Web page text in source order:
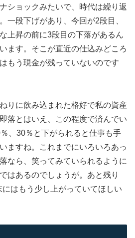
ショックみたいで、時代は繰り返
一段下げがあり、今回が2段目、
上昇の前に3段目の下落があるん
ます。そこが直近の仕込みどころ
もう現金が残っていないのです
りに飲み込まれた格好で私の資産
落とはいえ、この程度で済んでい
、30％と下がられると仕事も手
ますね。これまでにいろいろあっ
なら、笑ってみていられるように
はあるのでしょうが。あと残り
はもう少し上がっていてほしい